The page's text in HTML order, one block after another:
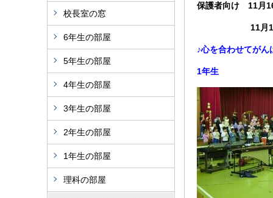
校長室の窓
6年生の部屋
5年生の部屋
4年生の部屋
3年生の部屋
2年生の部屋
1年生の部屋
理科の部屋
保護者向け 11月
11月16日
♪心を合わせてがん
1年生